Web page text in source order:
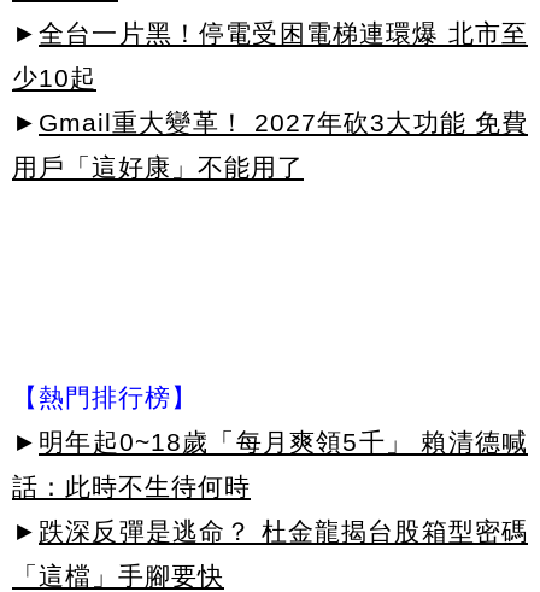
► 全台一片黑！停電受困電梯連環爆 北市至
少10起
► Gmail重大變革！ 2027年砍3大功能 免費
用戶「這好康」不能用了
【熱門排行榜】
► 明年起0~18歲「每月爽領5千」 賴清德喊
話：此時不生待何時
► 跌深反彈是逃命？ 杜金龍揭台股箱型密碼
「這檔」手腳要快